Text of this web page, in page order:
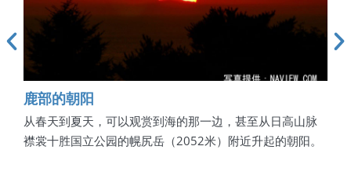
鹿部的朝阳
从春天到夏天，可以观赏到海的那一边，甚至从日高山脉
襟裳十胜国立公园的幌尻岳（2052米）附近升起的朝阳。